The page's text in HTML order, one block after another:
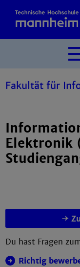
Fakultät für
Elektronik
Du hast Fragen
Richtig